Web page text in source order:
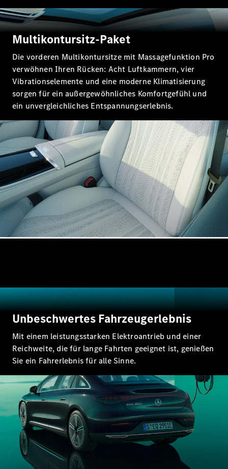
Konfigurator
Probefahrt
Mercedes-
Benz Store
Alle
Kompaktlimousinen
A-Klasse
Kompaktlimousine
B-Klasse
Konfigurator
Mercedes-
Benz Store
Coupés
Alle Coupés
CLE Coupé
Mercedes-
AMG GT
Coupé
Mercedes-
AMG GT
4-Türer
Coupé
NeuElektrisch
Konfigurator
Probefahrt
Mercedes-
Benz Store
Cabriolets & Roadster
Multikontursitz-Paket
Die vorderen Multikontursitze mit Massagefunktion Pro
verwöhnen Ihren Rücken: Acht Luftkammern, vier
Vibrationselemente und eine moderne Klimatisierung
sorgen für ein außergewöhnliches Komfortgefühl und
ein unvergleichliches Entspannungserlebnis.
Unbeschwertes Fahrzeugerlebnis
Mit einem leistungsstarken Elektroantrieb und einer
Reichweite, die für lange Fahrten geeignet ist, genießen
Sie ein Fahrerlebnis für alle Sinne.